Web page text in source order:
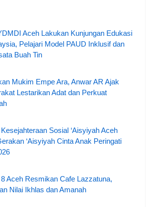
Aceh Lakukan Kunjungan Edukasi
Pelajari Model PAUD Inklusif dan
Buah Tin
Mukim Empe Ara, Anwar AR Ajak
Lestarikan Adat dan Perkuat
Sosial ‘Aisyiyah Aceh
‘Aisyiyah Cinta Anak Peringati
Aceh Resmikan Cafe Lazzatuna,
Nilai Ikhlas dan Amanah